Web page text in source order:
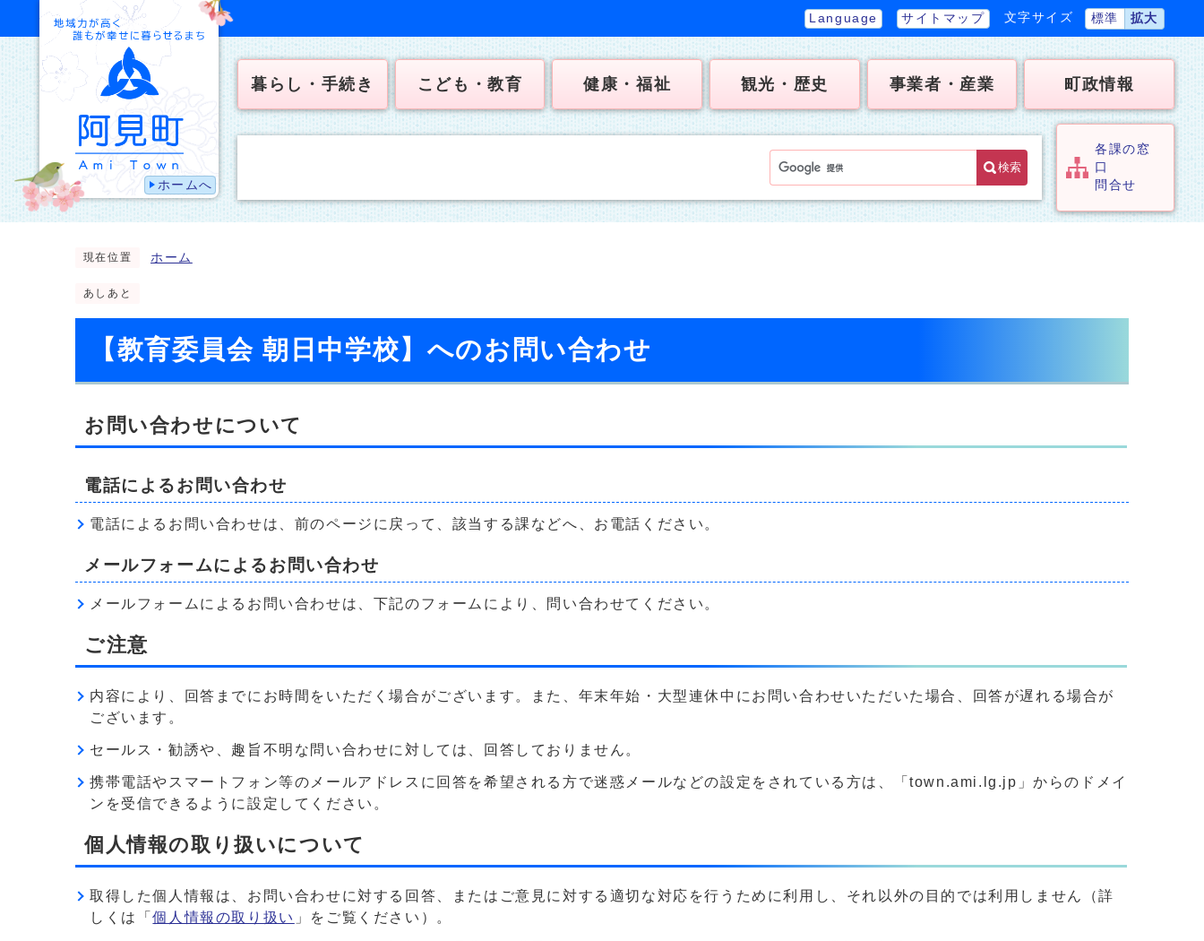
ホームへ
Language サイトマップ 文字サイズ 標準 拡大
暮らし・手続き こども・教育 健康・福祉 観光・歴史 事業者・産業 町政情報
検索
各課の窓
口
問合せ
現在位置 ホーム
あしあと
【教育委員会 朝日中学校】へのお問い合わせ
お問い合わせについて
電話によるお問い合わせ
電話によるお問い合わせは、前のページに戻って、該当する課などへ、お電話ください。
メールフォームによるお問い合わせ
メールフォームによるお問い合わせは、下記のフォームにより、問い合わせてください。
ご注意
内容により、回答までにお時間をいただく場合がございます。また、年末年始・大型連休中にお問い合わせいただいた場合、回答が遅れる場合が
ございます。
セールス・勧誘や、趣旨不明な問い合わせに対しては、回答しておりません。
携帯電話やスマートフォン等のメールアドレスに回答を希望される方で迷惑メールなどの設定をされている方は、「town.ami.lg.jp」からのドメイ
ンを受信できるように設定してください。
個人情報の取り扱いについて
取得した個人情報は、お問い合わせに対する回答、またはご意見に対する適切な対応を行うために利用し、それ以外の目的では利用しません（詳
しくは「個人情報の取り扱い 」をご覧ください）。